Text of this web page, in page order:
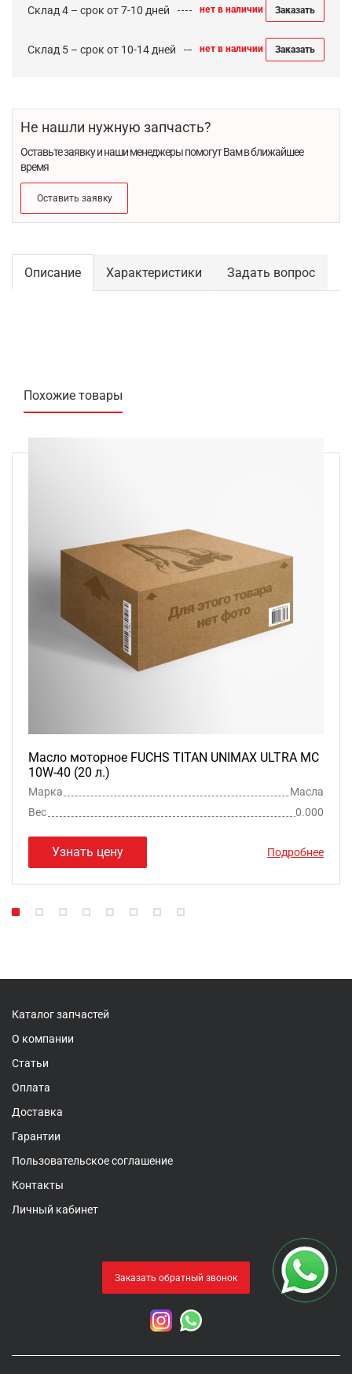
Склад 4 – срок от 7-10 дней нет в наличии Заказать
Склад 5 – срок от 10-14 дней нет в наличии Заказать
Не нашли нужную запчасть?
Оставьте заявку и наши менеджеры помогут Вам в ближайшее
время
Оставить заявку
Описание Характеристики Задать вопрос
Похожие товары
Масло моторное FUCHS TITAN UNIMAX ULTRA MC
10W-40 (20 л.)
Марка
Масла
Вес
0.000
Узнать цену Подробнее
Каталог запчастей
О компании
Статьи
Оплата
Доставка
Гарантии
Пользовательское соглашение
Контакты
Личный кабинет
Заказать обратный звонок